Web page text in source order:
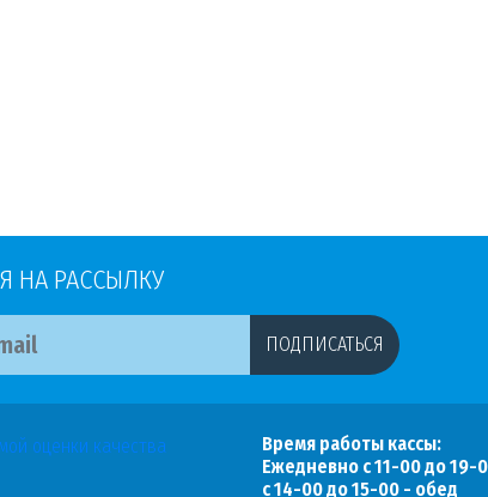
НА РАССЫЛКУ
ПОДПИСАТЬСЯ
Время работы кассы:
Ежедневно с 11-00 до 19-
с 14-00 до 15-00 - обед